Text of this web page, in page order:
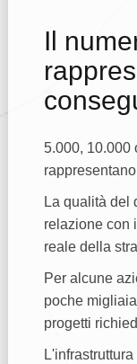
Il
5.000, 10.000
La qualità del
relazione con
reale della
Per alcune
poche
progetti